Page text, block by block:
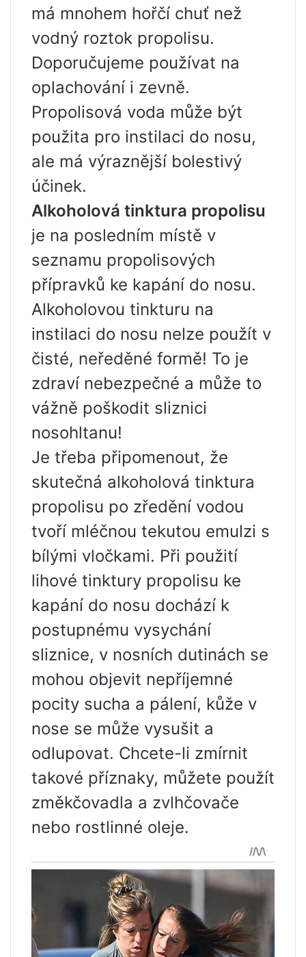
má mnohem hořčí chuť než
vodný roztok propolisu.
Doporučujeme používat na
oplachování i zevně.
Propolisová voda může být
použita pro instilaci do nosu,
ale má výraznější bolestivý
účinek.
Alkoholová tinktura propolisu
je na posledním místě v
seznamu propolisových
přípravků ke kapání do nosu.
Alkoholovou tinkturu na
instilaci do nosu nelze použít v
čisté, neředěné formě! To je
zdraví nebezpečné a může to
vážně poškodit sliznici
nosohltanu!
Je třeba připomenout, že
skutečná alkoholová tinktura
propolisu po zředění vodou
tvoří mléčnou tekutou emulzi s
bílými vločkami. Při použití
lihové tinktury propolisu ke
kapání do nosu dochází k
postupnému vysychání
sliznice, v nosních dutinách se
mohou objevit nepříjemné
pocity sucha a pálení, kůže v
nose se může vysušit a
odlupovat. Chcete-li zmírnit
takové příznaky, můžete použít
změkčovadla a zvlhčovače
nebo rostlinné oleje.